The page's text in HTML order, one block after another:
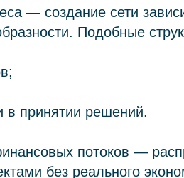
— создание сети
Подобные
в принятии решений.
потоков —
без реального